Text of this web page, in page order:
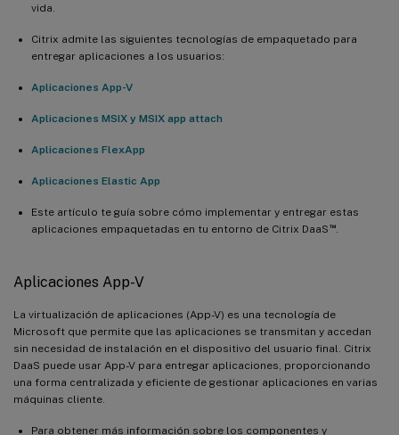
vida.
Citrix admite las siguientes tecnologías de empaquetado para
entregar aplicaciones a los usuarios:
Aplicaciones App-V
Aplicaciones MSIX y MSIX app attach
Aplicaciones FlexApp
Aplicaciones Elastic App
Este artículo te guía sobre cómo implementar y entregar estas
aplicaciones empaquetadas en tu entorno de Citrix DaaS ™.
Aplicaciones App-V
La virtualización de aplicaciones (App-V) es una tecnología de
Microsoft que permite que las aplicaciones se transmitan y accedan
sin necesidad de instalación en el dispositivo del usuario final. Citrix
DaaS puede usar App-V para entregar aplicaciones, proporcionando
una forma centralizada y eficiente de gestionar aplicaciones en varias
máquinas cliente.
Para obtener más información sobre los componentes y